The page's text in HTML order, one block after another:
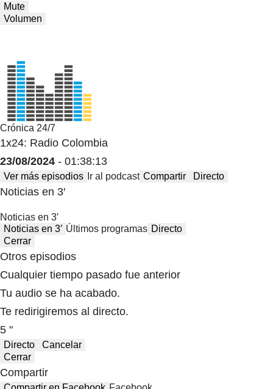
Mute
Volumen
Crónica 24/7
1x24: Radio Colombia
23/08/2024 - 01:38:13
Ver más episodios Ir al podcast Compartir Directo
Noticias en 3′
Noticias en 3′
Noticias en 3′ Últimos programas Directo
Cerrar
Otros episodios
Cualquier tiempo pasado fue anterior
Tu audio se ha acabado.
Te redirigiremos al directo.
5 "
Directo
Cancelar
Cerrar
Compartir